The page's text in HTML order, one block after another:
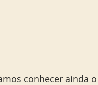
conhecer ainda